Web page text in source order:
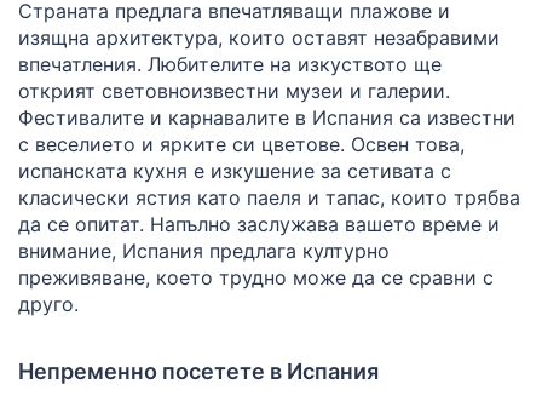
Страната предлага впечатляващи плажове и
изящна архитектура, които оставят незабравими
впечатления. Любителите на изкуството ще
открият световноизвестни музеи и галерии.
Фестивалите и карнавалите в Испания са известни
с веселието и ярките си цветове. Освен това,
испанската кухня е изкушение за сетивата с
класически ястия като паеля и тапас, които трябва
да се опитат. Напълно заслужава вашето време и
внимание, Испания предлага културно
преживяване, което трудно може да се сравни с
друго.
Непременно посетете в Испания